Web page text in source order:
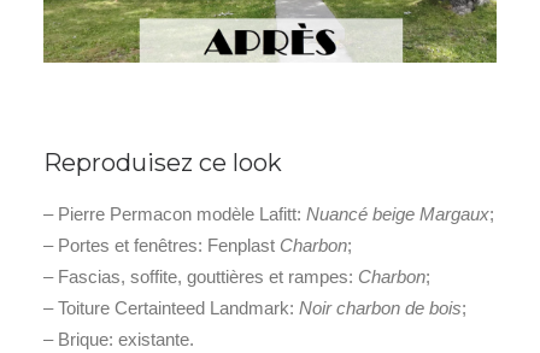
Reproduisez ce look
– Pierre Permacon modèle Lafitt: Nuancé beige Margaux;
– Portes et fenêtres: Fenplast Charbon;
– Fascias, soffite, gouttières et rampes: Charbon;
– Toiture Certainteed Landmark: Noir charbon de bois;
– Brique: existante.